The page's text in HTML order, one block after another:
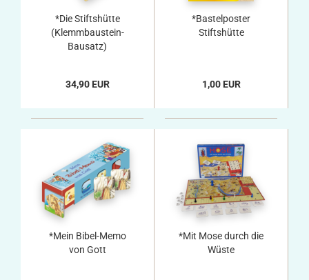
*Die Stiftshütte
(Klemmbaustein-
Bausatz)
34,90 EUR
*Bastelposter
Stiftshütte
1,00 EUR
*Mein Bibel-Memo
von Gott
*Mit Mose durch die
Wüste